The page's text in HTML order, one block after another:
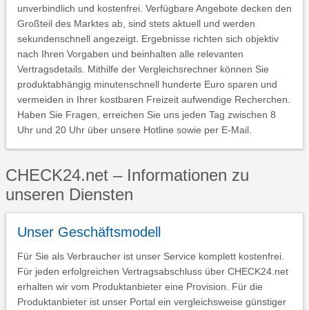
unverbindlich und kostenfrei. Verfügbare Angebote decken den
Großteil des Marktes ab, sind stets aktuell und werden
sekundenschnell angezeigt. Ergebnisse richten sich objektiv
nach Ihren Vorgaben und beinhalten alle relevanten
Vertragsdetails. Mithilfe der Vergleichsrechner können Sie
produktabhängig minutenschnell hunderte Euro sparen und
vermeiden in Ihrer kostbaren Freizeit aufwendige Recherchen.
Haben Sie Fragen, erreichen Sie uns jeden Tag zwischen 8
Uhr und 20 Uhr über unsere Hotline sowie per E-Mail.
CHECK24.net – Informationen zu
unseren Diensten
Unser Geschäftsmodell
Für Sie als Verbraucher ist unser Service komplett kostenfrei.
Für jeden erfolgreichen Vertragsabschluss über CHECK24.net
erhalten wir vom Produktanbieter eine Provision. Für die
Produktanbieter ist unser Portal ein vergleichsweise günstiger